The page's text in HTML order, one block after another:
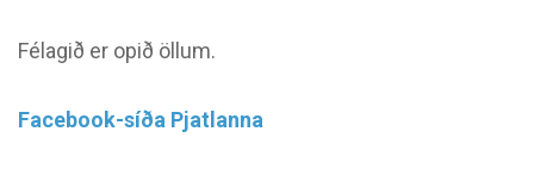
Félagið er opið öllum.
Facebook-síða Pjatlanna